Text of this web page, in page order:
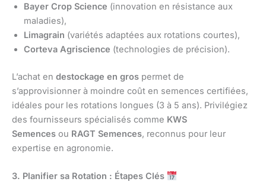
Bayer Crop Science (innovation en résistance aux
maladies),
Limagrain (variétés adaptées aux rotations courtes),
Corteva Agriscience (technologies de précision).
L’achat en destockage en gros permet de
s’approvisionner à moindre coût en semences certifiées,
idéales pour les rotations longues (3 à 5 ans). Privilégiez
des fournisseurs spécialisés comme KWS
Semences ou RAGT Semences, reconnus pour leur
expertise en agronomie.
3. Planifier sa Rotation : Étapes Clés